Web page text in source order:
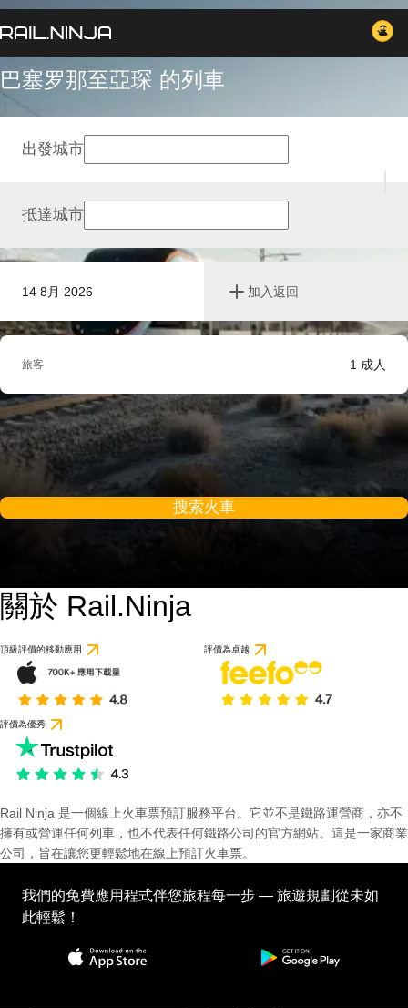
巴塞罗那至亞琛 的列車
14 8月 2026 加入返回
出發城市
抵達城市
旅客 1 成人
搜索火車
關於 Rail.Ninja
頂級評價的移動應用 評價為卓越
評價為優秀
Rail Ninja 是一個線上火車票預訂服務平台。它並不是鐵路運營商，亦不
擁有或營運任何列車，也不代表任何鐵路公司的官方網站。這是一家商業
公司，旨在讓您更輕鬆地在線上預訂火車票。
我們的免費應用程式伴您旅程每一步 — 旅遊規劃從未如
此輕鬆！